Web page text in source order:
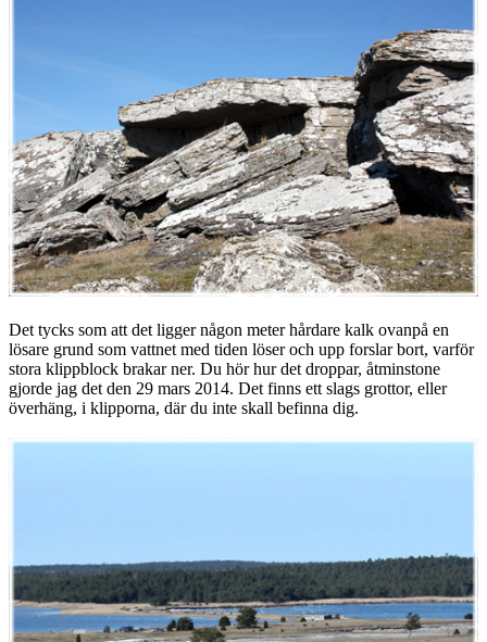
Det tycks som att det ligger någon meter hårdare kalk ovanpå en
lösare grund som vattnet med tiden löser och upp forslar bort, varför
stora klippblock brakar ner. Du hör hur det droppar, åtminstone
gjorde jag det den 29 mars 2014. Det finns ett slags grottor, eller
överhäng, i klipporna, där du inte skall befinna dig.